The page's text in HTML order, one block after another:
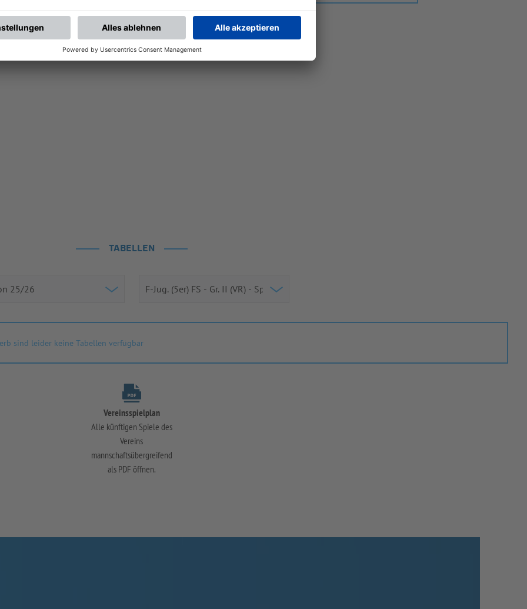
TABELLEN
sind leider keine Tabellen verfügbar
Vereinsspielplan
Alle künftigen Spiele des
Vereins
mannschaftsübergreifend
als PDF öffnen.